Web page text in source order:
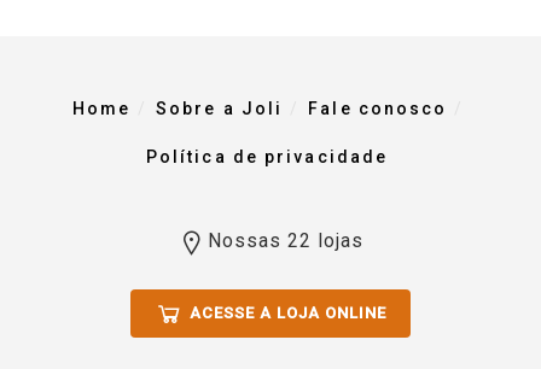
Home Sobre a Joli Fale conosco
Política de privacidade
Nossas 22 lojas
ACESSE A LOJA ONLINE